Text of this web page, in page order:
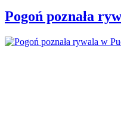
Pogoń poznała